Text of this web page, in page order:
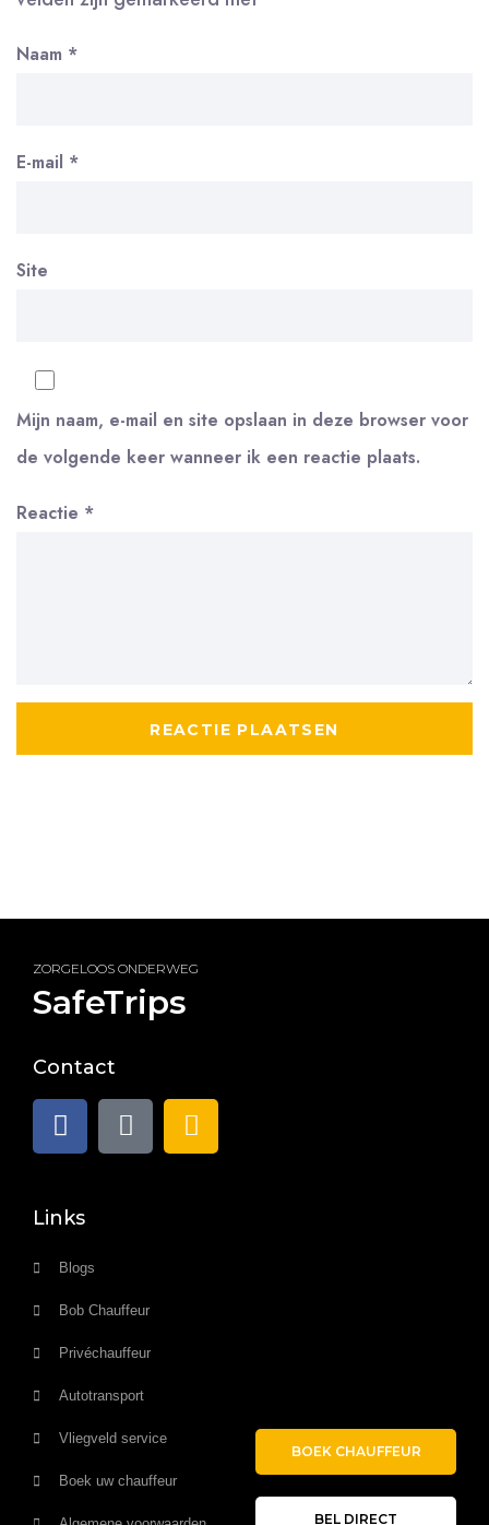
Naam *
E-mail *
Site
Mijn naam, e-mail en site opslaan in deze browser voor
de volgende keer wanneer ik een reactie plaats.
Reactie *
ZORGELOOS ONDERWEG
SafeTrips
Contact
Links
Blogs
Bob Chauffeur
Privéchauffeur
Autotransport
Vliegveld service
Boek uw chauffeur
BOEK CHAUFFEUR
BEL DIRECT